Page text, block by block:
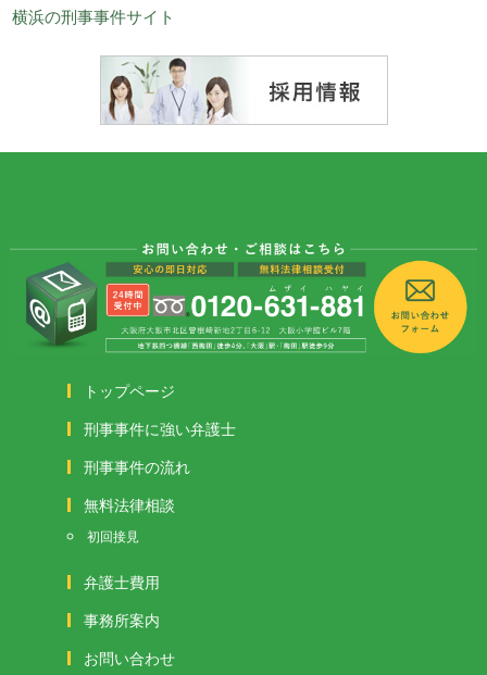
横浜の刑事事件サイト
トップページ
刑事事件に強い弁護士
刑事事件の流れ
無料法律相談
初回接見
弁護士費用
事務所案内
お問い合わせ